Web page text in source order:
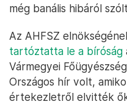
még banális hibáról
Az AHFSZ
tartóztatta le a bíróság
Vármegyei Főügyészség
Országos hír volt,
értekezletről elvitték